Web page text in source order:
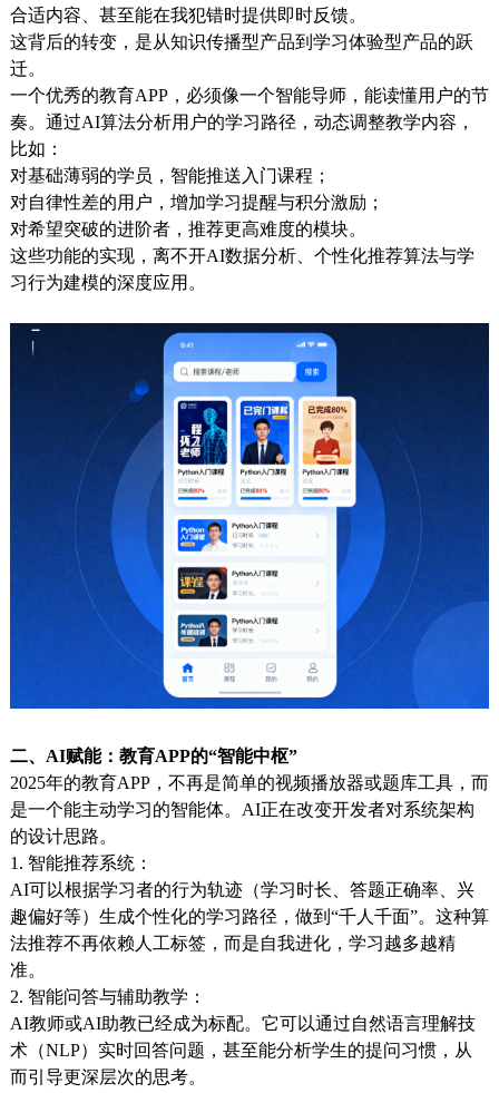
合适内容、甚至能在我犯错时提供即时反馈。
这背后的转变，是从知识传播型产品到学习体验型产品的跃
迁。
一个优秀的教育APP，必须像一个智能导师，能读懂用户的节
奏。通过AI算法分析用户的学习路径，动态调整教学内容，
比如：
对基础薄弱的学员，智能推送入门课程；
对自律性差的用户，增加学习提醒与积分激励；
对希望突破的进阶者，推荐更高难度的模块。
这些功能的实现，离不开AI数据分析、个性化推荐算法与学
习行为建模的深度应用。
二、AI赋能：教育APP的“智能中枢”
2025年的教育APP，不再是简单的视频播放器或题库工具，而
是一个能主动学习的智能体。AI正在改变开发者对系统架构
的设计思路。
1. 智能推荐系统：
AI可以根据学习者的行为轨迹（学习时长、答题正确率、兴
趣偏好等）生成个性化的学习路径，做到“千人千面”。这种算
法推荐不再依赖人工标签，而是自我进化，学习越多越精
准。
2. 智能问答与辅助教学：
AI教师或AI助教已经成为标配。它可以通过自然语言理解技
术（NLP）实时回答问题，甚至能分析学生的提问习惯，从
而引导更深层次的思考。